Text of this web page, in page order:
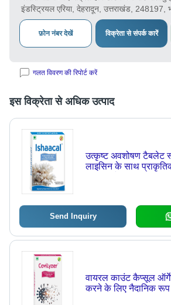
इंडस्ट्रियल एरिया, देहरादून, उत्तराखंड, 248197,
फ़ोन नंबर देखें विक्रेता से संपर्क कारें
गलत विवरण की रिपोर्ट करें
इस विक्रेता से अधिक उत्पाद
उत्कृष्ट अवशोषण टैबलेट
लाइसिन के साथ
Send Inquiry
वायरल काउंट कैप्सूल
करने के लिए नैदानिक रूप